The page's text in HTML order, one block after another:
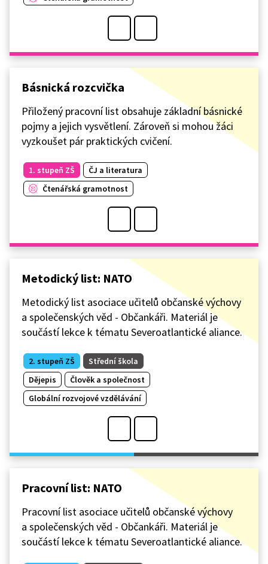
Básnická rozcvička
Přiložený pracovní list obsahuje základní básnické
pojmy a jejich vysvětlení. Zároveň si mohou žáci
vyzkoušet pár praktických cvičení.
1. stupeň ZŠ
ČJ a literatura
Čtenářská gramotnost
Metodický list: NATO
Metodický list asociace učitelů občanské výchovy
a společenských věd - Občankáři. Materiál je
součástí lekce k tématu Severoatlantické aliance.
2. stupeň ZŠ
Střední škola
Dějepis
Člověk a společnost
Globální rozvojové vzdělávání
Pracovní list: NATO
Pracovní list asociace učitelů občanské výchovy
a společenských věd - Občankáři. Materiál je
součástí lekce k tématu Severoatlantické aliance.